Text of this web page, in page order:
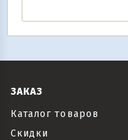
ЗАКАЗ
Каталог товаров
Скидки